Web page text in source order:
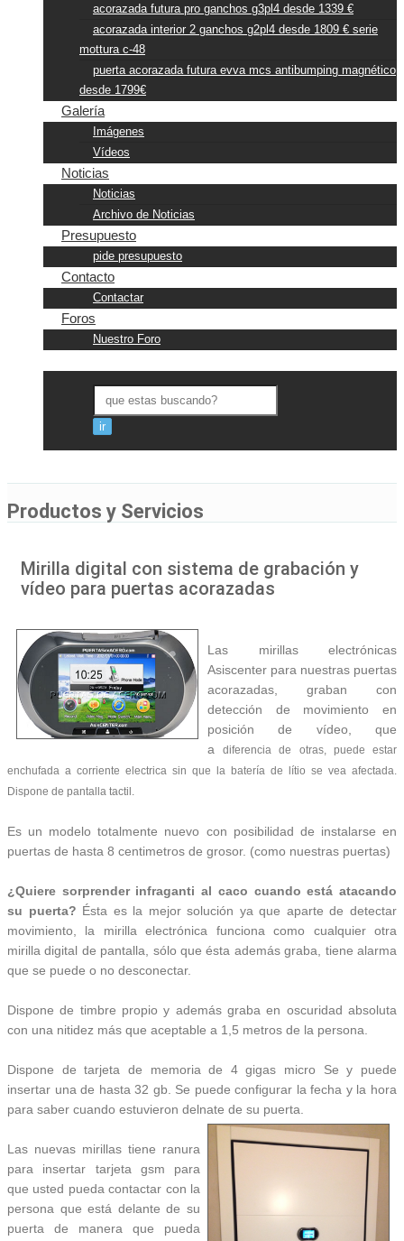
acorazada futura pro ganchos g3pl4 desde 1339 €
acorazada interior 2 ganchos g2pl4 desde 1809 € serie
mottura c-48
puerta acorazada futura evva mcs antibumping magnético
desde 1799€
Galería
Imágenes
Vídeos
Noticias
Noticias
Archivo de Noticias
Presupuesto
pide presupuesto
Contacto
Contactar
Foros
Nuestro Foro
Productos y Servicios
Mirilla digital con sistema de grabación y
vídeo para puertas acorazadas
Las mirillas electrónicas
Asiscenter para nuestras puertas
acorazadas, graban con
detección de movimiento en
posición de vídeo, que
adiferencia de otras, puede estar
enchufada a corriente electrica sin que la batería de lítio se vea afectada.
Dispone de pantalla tactil.
Es un modelo totalmente nuevo con posibilidad de instalarse en
puertas de hasta 8 centimetros de grosor. (como nuestras puertas)
¿Quiere sorprender infraganti al caco cuando está atacando
su puerta? Ésta es la mejor solución ya que aparte de detectar
movimiento, la mirilla electrónica funciona como cualquier otra
mirilla digital de pantalla, sólo que ésta además graba, tiene alarma
que se puede o no desconectar.
Dispone de timbre propio y además graba en oscuridad absoluta
con una nitidez más que aceptable a 1,5 metros de la persona.
Dispone de tarjeta de memoria de 4 gigas micro Se y puede
insertar una de hasta 32 gb. Se puede configurar la fecha y la hora
para saber cuando estuvieron delnate de su puerta.
Las nuevas mirillas tiene ranura
para insertar tarjeta gsm para
que usted pueda contactar con la
persona que está delante de su
puerta de manera que pueda